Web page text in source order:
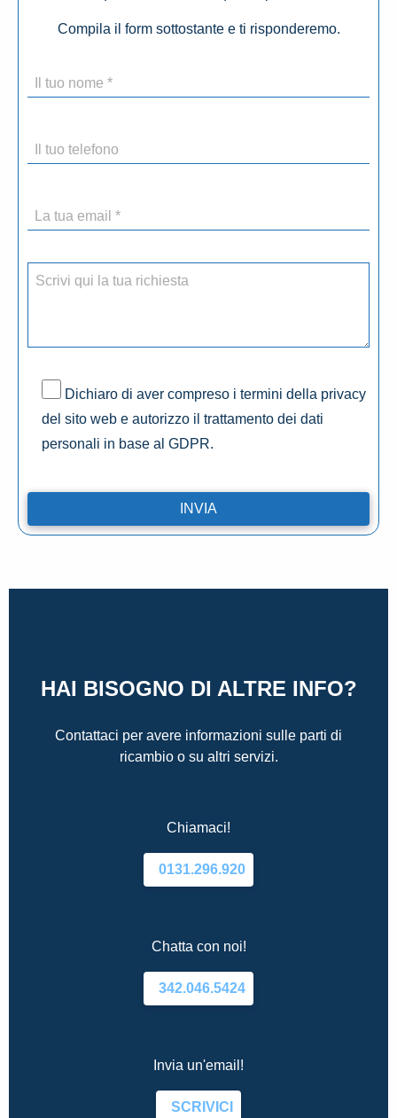
Compila il form sottostante e ti risponderemo.
Dichiaro di aver compreso i termini della privacy
del sito web e autorizzo il trattamento dei dati
personali in base al GDPR.
HAI BISOGNO DI ALTRE INFO?
Contattaci per avere informazioni sulle parti di
ricambio o su altri servizi.
Chiamaci!
0131.296.920
Chatta con noi!
342.046.5424
Invia un'email!
SCRIVICI